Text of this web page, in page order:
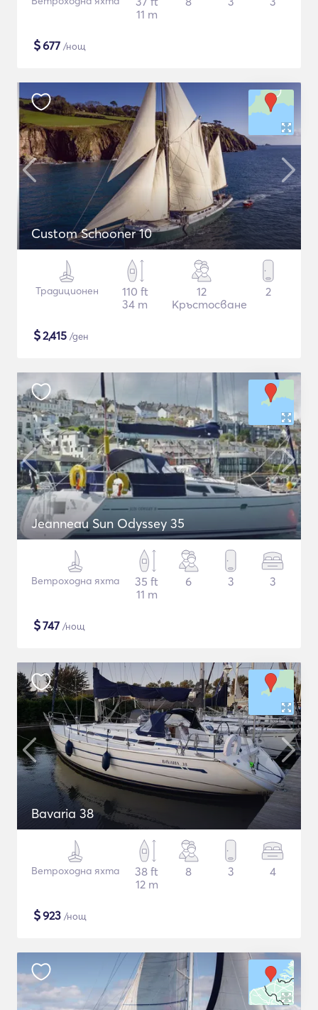
11 m
$677 /нощ
Custom Schooner 10
Традиционен
110 ft
34 m
12
Кръстосване
2
$2,415 /ден
Jeanneau Sun Odyssey 35
Ветроходна яхта
35 ft
11 m
6 3 3
$747 /нощ
Bavaria 38
Ветроходна яхта
38 ft
12 m
8 3 4
$923 /нощ